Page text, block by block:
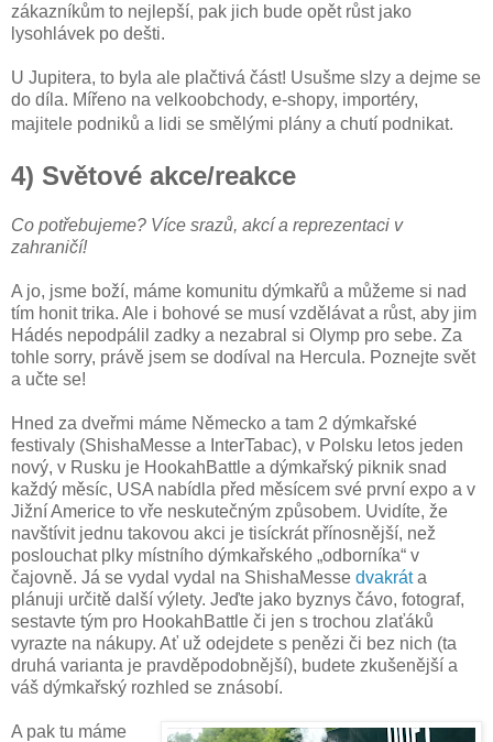
zákazníkům to nejlepší, pak jich bude opět růst jako
lysohlávek po dešti.
U Jupitera, to byla ale plačtivá část! Usušme slzy a dejme se
do díla. Mířeno na velkoobchody, e-shopy, importéry,
majitele podniků a lidi se smělými plány a chutí podnikat.
4) Světové akce/reakce
Co potřebujeme? Více srazů, akcí a reprezentaci v
zahraničí!
A jo, jsme boží, máme komunitu dýmkařů a můžeme si nad
tím honit trika. Ale i bohové se musí vzdělávat a růst, aby jim
Hádés nepodpálil zadky a nezabral si Olymp pro sebe. Za
tohle sorry, právě jsem se dodíval na Hercula. Poznejte svět
a učte se!
Hned za dveřmi máme Německo a tam 2 dýmkařské
festivaly (ShishaMesse a InterTabac), v Polsku letos jeden
nový, v Rusku je HookahBattle a dýmkařský piknik snad
každý měsíc, USA nabídla před měsícem své první expo a v
Jižní Americe to vře neskutečným způsobem. Uvidíte, že
navštívit jednu takovou akci je tisíckrát přínosnější, než
poslouchat plky místního dýmkařského „odborníka“ v
čajovně. Já se vydal vydal na ShishaMesse dvakráta
plánuji určitě další výlety. Jeďte jako byznys čávo, fotograf,
sestavte tým pro HookahBattle či jen s trochou zlaťáků
vyrazte na nákupy. Ať už odejdete s penězi či bez nich (ta
druhá varianta je pravděpodobnější), budete zkušenější a
váš dýmkařský rozhled se znásobí.
A pak tu máme